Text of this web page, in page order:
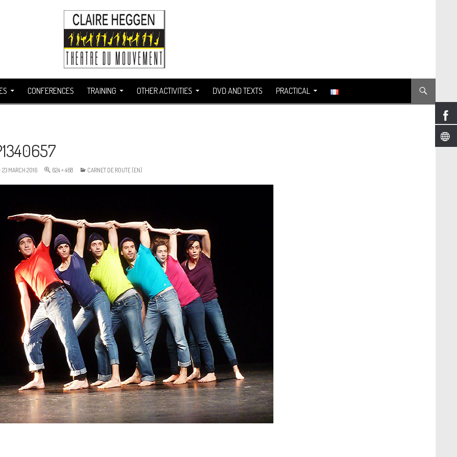
CONFERENCES TRAINING OTHER ACTIVITIES DVD AND TEXTS PRACTICAL
23 MARCH 2016 624 × 468 CARNET DE ROUTE (EN)